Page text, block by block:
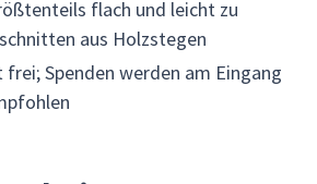
flach und leicht zu
aus Holzstegen
Spenden werden am Eingang